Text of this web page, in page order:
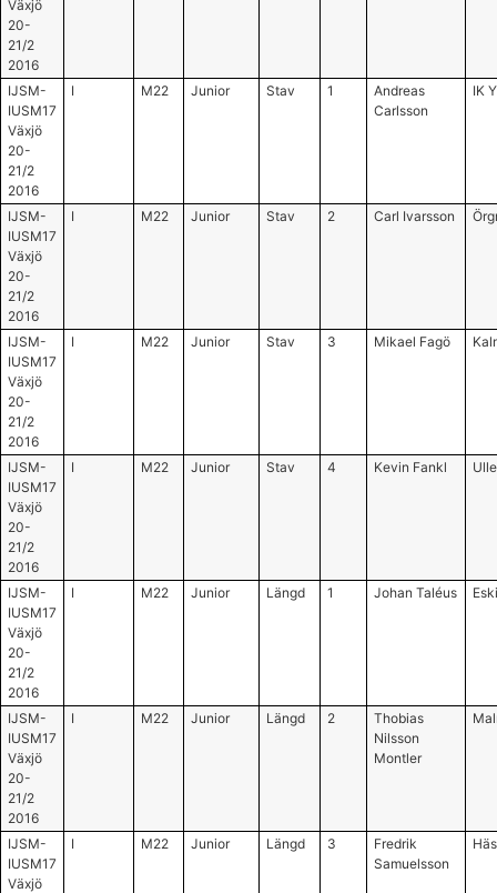
Växjö
20-
21/2
2016
IJSM-
IUSM17
Växjö
20-
21/2
2016
I M22 Junior Stav 1
Andreas
Carlsson
IK
IJSM-
IUSM17
Växjö
20-
21/2
2016
I M22 Junior Stav 2 Carl Ivarsson
IJSM-
IUSM17
Växjö
20-
21/2
2016
I M22 Junior Stav 3 Mikael Fagö
IJSM-
IUSM17
Växjö
20-
21/2
2016
I M22 Junior Stav 4 Kevin Fankl
IJSM-
IUSM17
Växjö
20-
21/2
2016
I M22 Junior Längd 1 Johan Taléus
IJSM-
IUSM17
Växjö
20-
21/2
2016
I M22 Junior Längd 2
Thobias
Nilsson
Montler
IJSM-
IUSM17
Växjö
I M22 Junior Längd 3
Fredrik
Samuelsson